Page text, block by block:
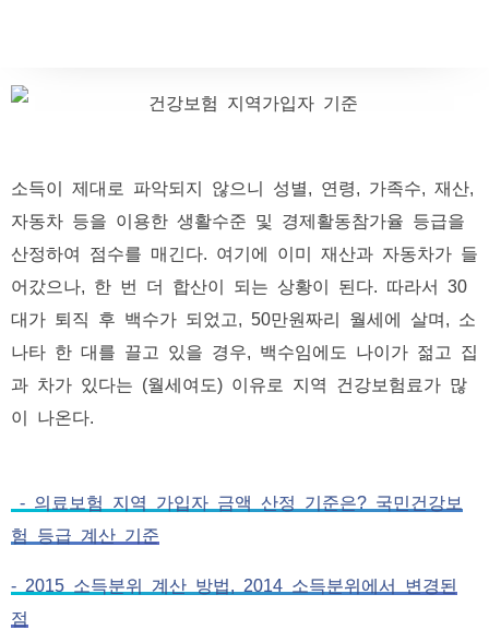
소득이 제대로 파악되지 않으니 성별, 연령, 가족수, 재산,
자동차 등을 이용한 생활수준 및 경제활동참가율 등급을
산정하여 점수를 매긴다. 여기에 이미 재산과 자동차가 들
어갔으나, 한 번 더 합산이 되는 상황이 된다. 따라서 30
대가 퇴직 후 백수가 되었고, 50만원짜리 월세에 살며, 소
나타 한 대를 끌고 있을 경우, 백수임에도 나이가 젊고 집
과 차가 있다는 (월세여도) 이유로 지역 건강보험료가 많
이 나온다.
- 의료보험 지역 가입자 금액 산정 기준은? 국민건강보
험 등급 계산 기준
- 2015 소득분위 계산 방법, 2014 소득분위에서 변경된
점